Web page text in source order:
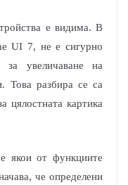
е видима. В
UI 7, не е сигурно
увеличаване на
Това разбира се са
цялостната картика
якои от функциите
че определени